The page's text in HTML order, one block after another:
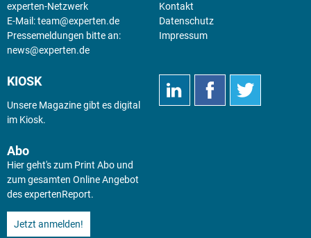
experten-Netzwerk
E-Mail:team@experten.de
Pressemeldungen bitte an:
news@experten.de
Kontakt
Datenschutz
Impressum
KIOSK
Unsere Magazine gibt es digital
im Kiosk.
Abo
Hier geht's zum Print Abo und
zum gesamten Online Angebot
des expertenReport.
Jetzt anmelden!